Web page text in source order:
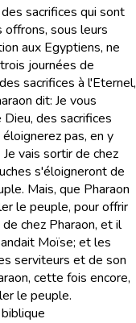
sacrifices qui sont
offrons, sous leurs
aux Egyptiens, ne
journées de
sacrifices à l'Eternel,
dit: Je vous
des sacrifices
pas, en y
vais sortir de chez
s'éloigneront de
Mais, que Pharaon
le peuple, pour offrir
chez Pharaon, et il
Moïse; et les
serviteurs et de son
cette fois encore,
le peuple.